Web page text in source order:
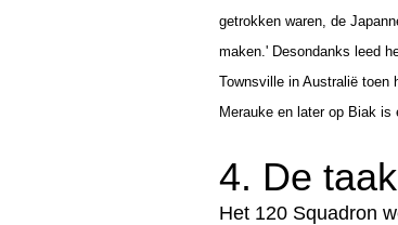
getrokken waren, de
maken.' Desondanks leed
Townsville in Australië toen
Merauke en later op Biak is
4. De
Het 120 Squadron